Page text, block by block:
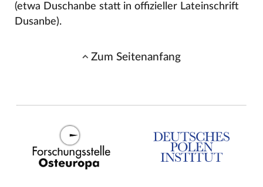
(etwa Duschanbe statt in offizieller Lateinschrift
Dusanbe).
Zum Seitenanfang